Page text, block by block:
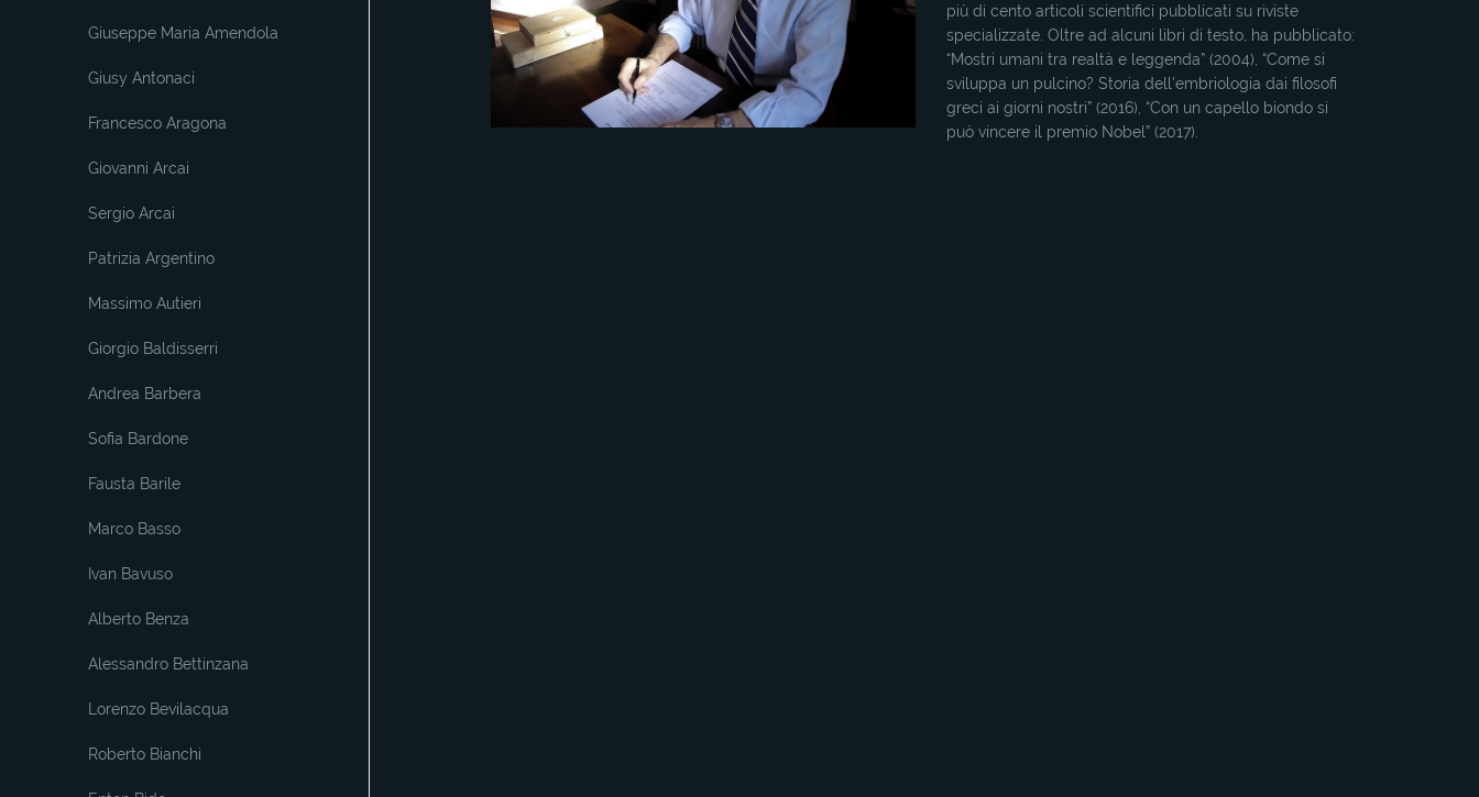
Giuseppe Maria Amendola
Giusy Antonaci
Francesco Aragona
Giovanni Arcai
Sergio Arcai
Patrizia Argentino
Massimo Autieri
Giorgio Baldisserri
Andrea Barbera
Sofia Bardone
Fausta Barile
Marco Basso
Ivan Bavuso
Alberto Benza
Alessandro Bettinzana
Lorenzo Bevilacqua
Roberto Bianchi
più di cento articoli scientifici pubblicati su riviste
specializzate. Oltre ad alcuni libri di testo, ha pubblicato:
“Mostri umani tra realtà e leggenda” (2004), “Come si
sviluppa un pulcino? Storia dell'embriologia dai filosofi
greci ai giorni nostri” (2016), “Con un capello biondo si
può vincere il premio Nobel” (2017).